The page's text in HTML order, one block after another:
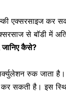
एक्सरसाइज कर
से बॉडी में
जानिए कैसे?
रुक जाता है
सकती है। इस